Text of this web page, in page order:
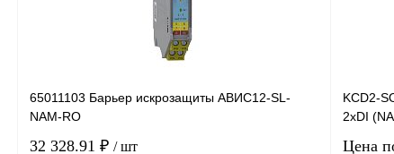
65011103 Барьер искрозащиты АВИС12-SL-
NAM-RO
32 328.91 ₽ / шт
KCD2-
2хDI
Цена